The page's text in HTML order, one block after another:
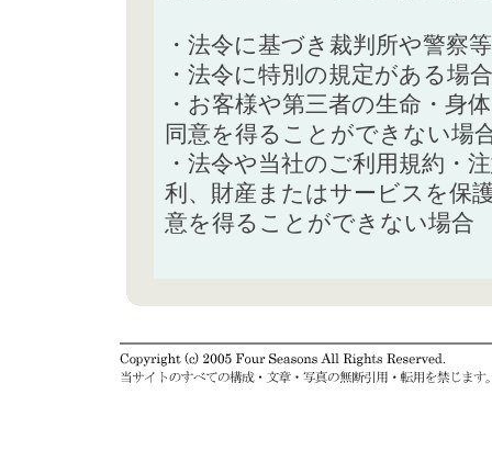
・法令に基づき裁判所や警察
・法令に特別の規定がある場合
・お客様や第三者の生命・身
同意を得ることができない場
・法令や当社のご利用規約・
利、財産またはサービスを保
意を得ることができない場合